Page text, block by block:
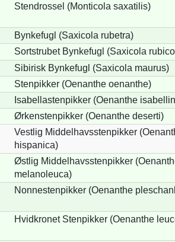
Stendrossel (Monticola saxatilis)
Bynkefugl (Saxicola rubetra)
Sortstrubet Bynkefugl (Saxicola
Sibirisk Bynkefugl (Saxicola maurus)
Stenpikker (Oenanthe oenanthe)
Isabellastenpikker (Oenanthe
Ørkenstenpikker (Oenanthe deserti)
Vestlig Middelhavsstenpikker
hispanica)
Østlig Middelhavsstenpikker
melanoleuca)
Nonnestenpikker (Oenanthe
Hvidkronet Stenpikker (Oenanthe